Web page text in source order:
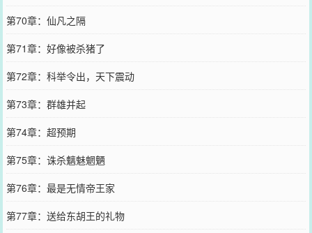
第70章：仙凡之隔
第71章：好像被杀猪了
第72章：科举令出，天下震动
第73章：群雄并起
第74章：超预期
第75章：诛杀魑魅魍魉
第76章：最是无情帝王家
第77章：送给东胡王的礼物